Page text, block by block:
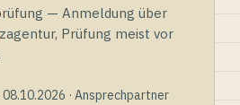
— Anmeldung über
Prüfung meist vor
· Ansprechpartner